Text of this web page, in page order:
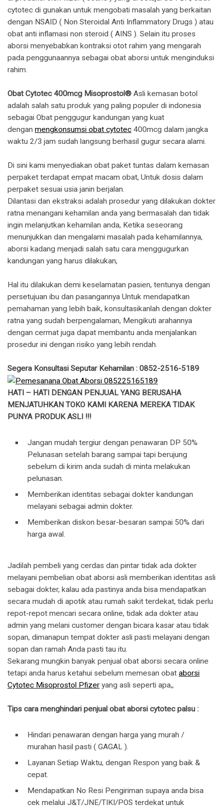
cytotec di gunakan untuk mengobati masalah yang berkaitan
dengan NSAID ( Non Steroidal Anti Inflammatory Drugs ) atau
obat anti inflamasi non steroid ( AINS ). Selain itu proses
aborsi menyebabkan kontraksi otot rahim yang mengarah
pada penggunaannya sebagai obat aborsi untuk menginduksi
rahim.
Obat Cytotec 400mcg Misoprostol® Asli kemasan botol
adalah salah satu produk yang paling populer di indonesia
sebagai Obat penggugur kandungan yang kuat
dengan mengkonsumsi obat cytotec 400mcg dalam jangka
waktu 2/3 jam sudah langsung berhasil gugur secara alami.
Di sini kami menyediakan obat paket tuntas dalam kemasan
perpaket terdapat empat macam obat, Untuk dosis dalam
perpaket sesuai usia janin berjalan.
Dilantasi dan ekstraksi adalah prosedur yang dilakukan dokter
ratna menangani kehamilan anda yang bermasalah dan tidak
ingin melanjutkan kehamilan anda, Ketika seseorang
menunjukkan dan mengalami masalah pada kehamilannya,
aborsi kadang menjadi salah satu cara menggugurkan
kandungan yang harus dilakukan,
Hal itu dilakukan demi keselamatan pasien, tentunya dengan
persetujuan ibu dan pasangannya Untuk mendapatkan
pemahaman yang lebih baik, konsultasikanlah dengan dokter
ratna yang sudah berpengalaman, Mengikuti arahannya
dengan cermat juga dapat membantu anda menjalankan
prosedur ini dengan risiko yang lebih rendah.
Segera Konsultasi Seputar Kehamilan : 0852-2516-5189
HATI – HATI DENGAN PENJUAL YANG BERUSAHA
MENJATUHKAN TOKO KAMI KARENA MEREKA TIDAK
PUNYA PRODUK ASLI !!!
Jangan mudah tergiur dengan penawaran DP 50%
Pelunasan setelah barang sampai tapi berujung
sebelum di kirim anda sudah di minta melakukan
pelunasan.
Memberikan identitas sebagai dokter kandungan
melayani sebagai admin dokter.
Memberikan diskon besar-besaran sampai 50% dari
harga awal.
Jadilah pembeli yang cerdas dan pintar tidak ada dokter
melayani pembelian obat aborsi asli memberikan identitas asli
sebagai dokter, kalau ada pastinya anda bisa mendapatkan
secara mudah di apotik atau rumah sakit terdekat, tidak perlu
repot-repot mencari secara online, tidak ada dokter atau
admin yang melani customer dengan bicara kasar atau tidak
sopan, dimanapun tempat dokter asli pasti melayani dengan
sopan dan ramah Anda pasti tau itu.
Sekarang mungkin banyak penjual obat aborsi secara online
tetapi anda harus ketahui sebelum memesan obat aborsi
Cytotec Misoprostol Pfizer yang asli seperti apa,,
Tips cara menghindari penjual obat aborsi cytotec palsu :
Hindari penawaran dengan harga yang murah /
murahan hasil pasti ( GAGAL ).
Layanan Setiap Waktu, dengan Respon yang baik &
cepat.
Mendapatkan No Resi Pengiriman supaya anda bisa
cek melalui J&T/JNE/TIKI/POS terdekat untuk